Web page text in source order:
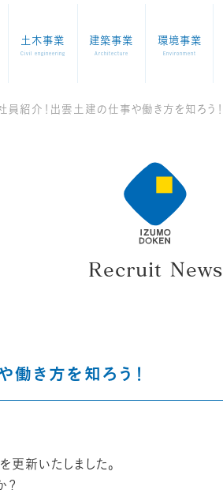
土木事業
Civil engineering
建築事業
Architecture
環境事業
Environment
員紹介！出雲土建の仕事や働き方を知ろう！
Recruit News
き方を知ろう！
新いたしました。
？